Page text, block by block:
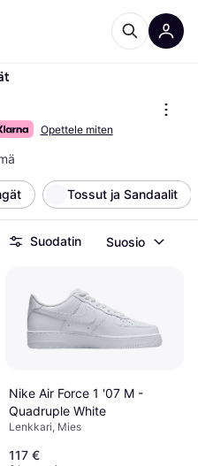
Opettele miten
Tossut ja Sandaalit
Suodatin Suosio
Nike Air Force 1 '07 M -
Quadruple White
Lenkkari, Mies
117 €